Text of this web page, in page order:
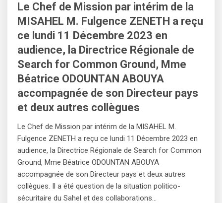
Le Chef de Mission par intérim de la
MISAHEL M. Fulgence ZENETH a reçu
ce lundi 11 Décembre 2023 en
audience, la Directrice Régionale de
Search for Common Ground, Mme
Béatrice ODOUNTAN ABOUYA
accompagnée de son Directeur pays
et deux autres collègues
Le Chef de Mission par intérim de la MISAHEL M.
Fulgence ZENETH a reçu ce lundi 11 Décembre 2023 en
audience, la Directrice Régionale de Search for Common
Ground, Mme Béatrice ODOUNTAN ABOUYA
accompagnée de son Directeur pays et deux autres
collègues. Il a été question de la situation politico-
sécuritaire du Sahel et des collaborations…